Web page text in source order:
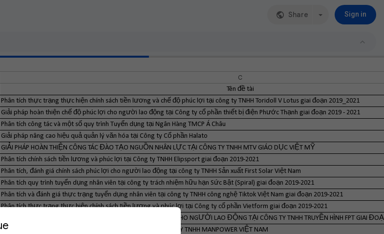
Share Sign in
C
Tên đề tài
Phân tích thực trạng thực hiện chính sách tiền lương và chế độ phúc lợi tại công ty TNHH Toridoll V Lotus giai đoạn 2019_2021
Giải pháp hoàn thiện chế độ phúc lợi cho người lao động tại Công ty cổ phần thiết bị điện Phước Thạnh giai đoạn 2019 - 2021
Phân tích công tác và một số quy trình Tuyển dụng tại Ngân Hàng TMCP Á Châu
Giải pháp nâng cao hiệu quả quản lý văn hóa tại Công ty Cổ phần Halato
GIẢI PHÁP HOÀN THIỆN CÔNG TÁC ĐÀO TẠO NGUỒN NHÂN LỰC TẠI CÔNG TY TNHH MTV GIÁO DỤC VIỆT MỸ
Phân tích chính sách tiền lương và phúc lợi tại Công ty TNHH Elipsport giai đoạn 2019-2021
Phân tích, đánh giá chính sách phúc lợi cho người lao động tại công ty TNHH Sản xuất First Solar Việt Nam
Phân tích quy trình tuyển dụng nhân viên tại công ty trách nhiệm hữu hạn Sức Bật (Spiral) giai đoạn 2019-2021
Phân tích và đánh giá thực trạng tuyển dụng nhân viên tại công ty TNHH công nghệ Tiktok Việt Nam giai đoạn 2019-2021
Phân tích thực trạng thực hiện chính sách tiền lương và phúc lợi tại Công ty cổ phần Vietform giai đoạn 2019-2021
THỰC TRẠNG VÀ GIẢI PHÁP HOÀN THIỆN CHẾ ĐỘ PHÚC LỢI CHO NGƯỜI LAO ĐỘNG TẠI CÔNG TY TNHH TRUYỀN HÌNH FPT GIAI
PHÂN TÍCH VÀ ĐÁNH GIÁ QUY TRÌNH TUYỂN DỤNG TẠI CÔNG TY TNHH MANPOWER VIỆT NAM